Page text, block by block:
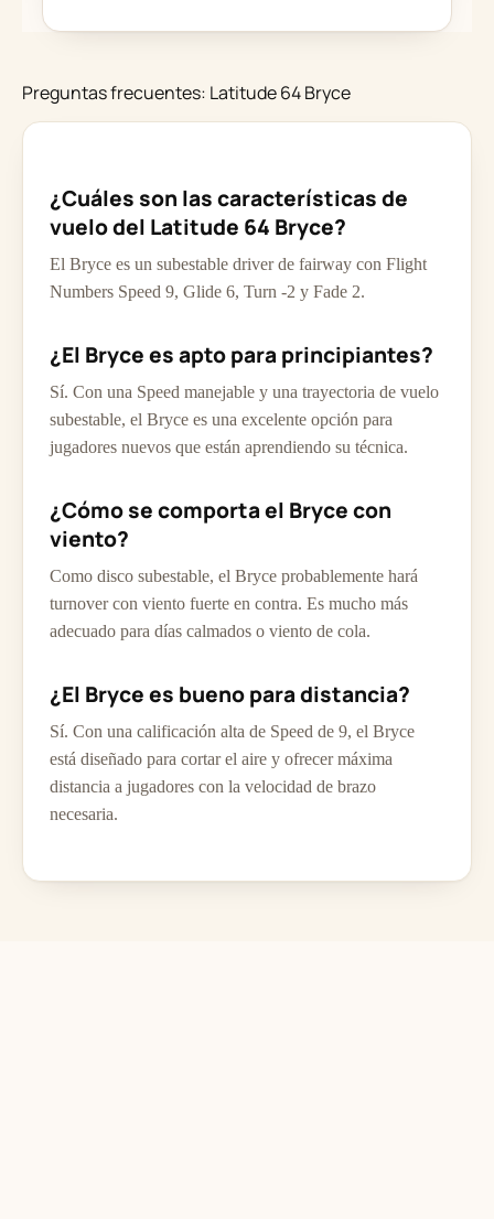
Preguntas frecuentes: Latitude 64 Bryce
¿Cuáles son las características de
vuelo del Latitude 64 Bryce?
El Bryce es un subestable driver de fairway con Flight
Numbers Speed 9, Glide 6, Turn -2 y Fade 2.
¿El Bryce es apto para principiantes?
Sí. Con una Speed manejable y una trayectoria de vuelo
subestable, el Bryce es una excelente opción para
jugadores nuevos que están aprendiendo su técnica.
¿Cómo se comporta el Bryce con
viento?
Como disco subestable, el Bryce probablemente hará
turnover con viento fuerte en contra. Es mucho más
adecuado para días calmados o viento de cola.
¿El Bryce es bueno para distancia?
Sí. Con una calificación alta de Speed de 9, el Bryce
está diseñado para cortar el aire y ofrecer máxima
distancia a jugadores con la velocidad de brazo
necesaria.